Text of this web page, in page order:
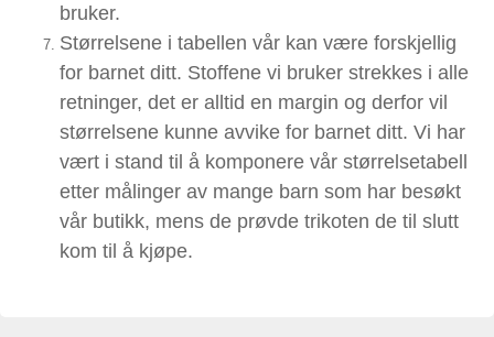
bruker.
Størrelsene i tabellen vår kan være forskjellig
for barnet ditt. Stoffene vi bruker strekkes i alle
retninger, det er alltid en margin og derfor vil
størrelsene kunne avvike for barnet ditt. Vi har
vært i stand til å komponere vår størrelsetabell
etter målinger av mange barn som har besøkt
vår butikk, mens de prøvde trikoten de til slutt
kom til å kjøpe.